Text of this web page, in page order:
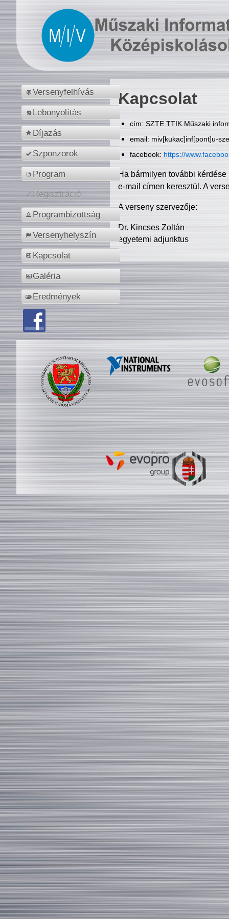
Versenyfelhívás
Lebonyolítás
Díjazás
Szponzorok
Program
Regisztráció
Programbizottság
Versenyhelyszín
Kapcsolat
Galéria
Eredmények
Kapcsolat
cím: SZTE TTIK Műszaki
email: miv[kukac]inf[pont]u-
facebook: https://
Ha bármilyen további
e-mail címen keresztül. A
A verseny szervezője:
Dr. Kincses Zoltán
egyetemi adjunktus